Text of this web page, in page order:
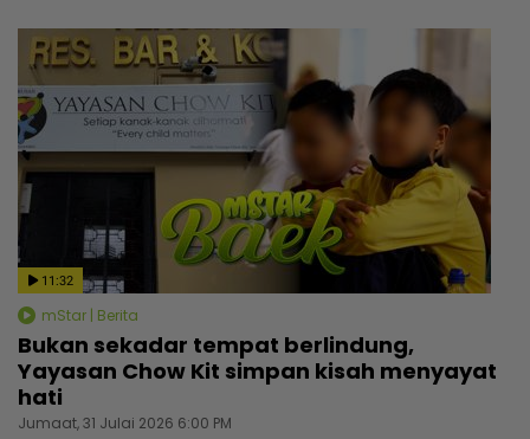
11:32
mStar | Berita
Bukan sekadar tempat berlindung,
Yayasan Chow Kit simpan kisah menyayat
hati
Jumaat, 31 Julai 2026 6:00 PM